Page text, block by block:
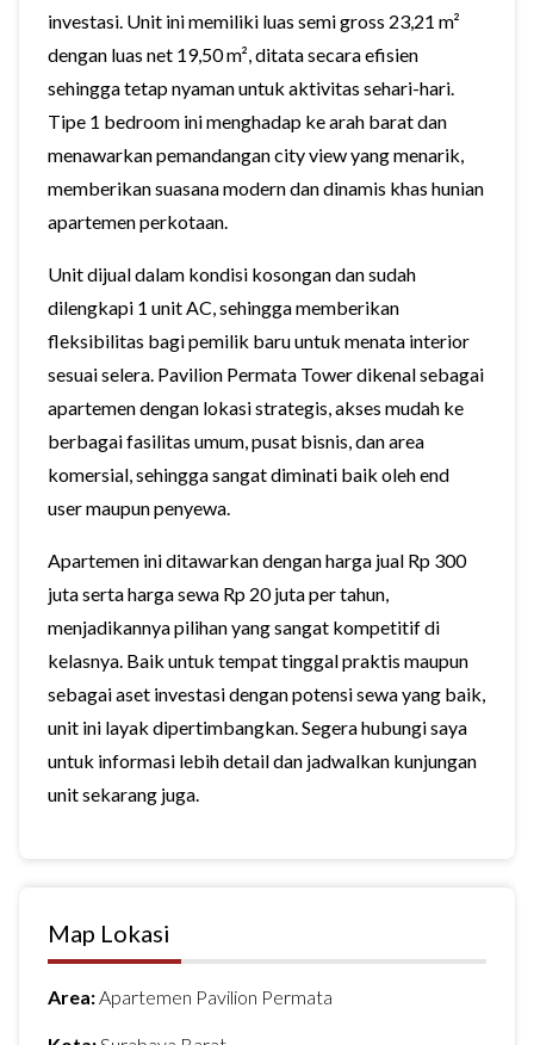
investasi. Unit ini memiliki luas semi gross 23,21 m²
dengan luas net 19,50 m², ditata secara efisien
sehingga tetap nyaman untuk aktivitas sehari-hari.
Tipe 1 bedroom ini menghadap ke arah barat dan
menawarkan pemandangan city view yang menarik,
memberikan suasana modern dan dinamis khas hunian
apartemen perkotaan.
Unit dijual dalam kondisi kosongan dan sudah
dilengkapi 1 unit AC, sehingga memberikan
fleksibilitas bagi pemilik baru untuk menata interior
sesuai selera. Pavilion Permata Tower dikenal sebagai
apartemen dengan lokasi strategis, akses mudah ke
berbagai fasilitas umum, pusat bisnis, dan area
komersial, sehingga sangat diminati baik oleh end
user maupun penyewa.
Apartemen ini ditawarkan dengan harga jual Rp 300
juta serta harga sewa Rp 20 juta per tahun,
menjadikannya pilihan yang sangat kompetitif di
kelasnya. Baik untuk tempat tinggal praktis maupun
sebagai aset investasi dengan potensi sewa yang baik,
unit ini layak dipertimbangkan. Segera hubungi saya
untuk informasi lebih detail dan jadwalkan kunjungan
unit sekarang juga.
Map Lokasi
Area:Apartemen Pavilion Permata